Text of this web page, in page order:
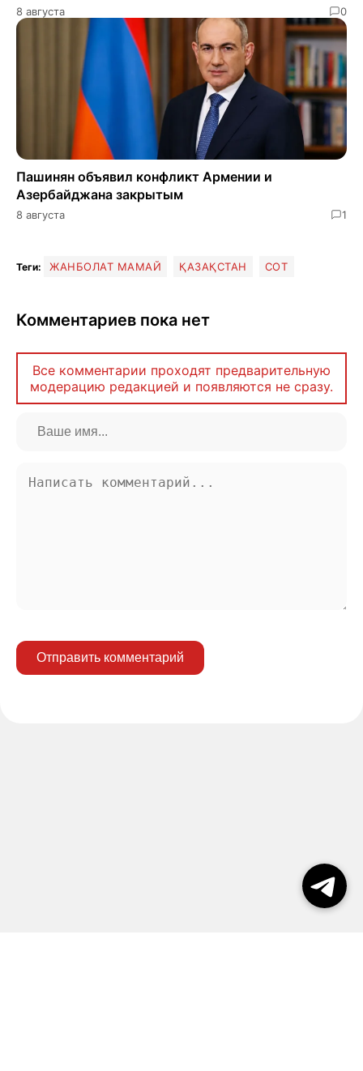
8 августа 0
Пашинян объявил конфликт Армении и
Азербайджана закрытым
8 августа 1
Теги: ЖАНБОЛАТ МАМАЙ ҚАЗАҚСТАН СОТ
Комментариев пока нет
Все комментарии проходят предварительную
модерацию редакцией и появляются не сразу.
Отправить комментарий